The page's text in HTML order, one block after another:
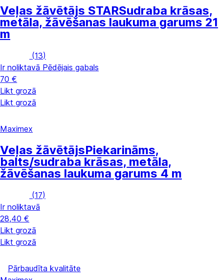
Veļas žāvētājs STARSudraba krāsas,
metāla, žāvēšanas laukuma garums 21
m
(13)
Ir noliktavā Pēdējais gabals
70 €
Likt grozā
Likt grozā
Maximex
Veļas žāvētājsPiekarināms,
balts/sudraba krāsas, metāla,
žāvēšanas laukuma garums 4 m
(17)
Ir noliktavā
28,40 €
Likt grozā
Likt grozā
Pārbaudīta kvalitāte